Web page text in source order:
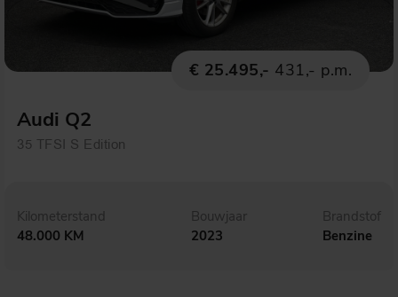
€ 25.495,- 431,- p.m.
Audi Q2
35 TFSI S Edition
Kilometerstand
48.000 KM
Bouwjaar
2023
Brandstof
Benzine